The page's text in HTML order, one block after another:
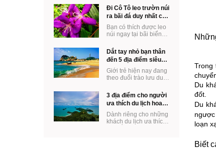
Trong
Du
đốt.
Du
loạn
Biết
ngon miệng chắc chắc
là ...
Đi Cô Tô leo trườn núi
ra bãi đá duy nhất có
ở Khách sạn Vàn
Chảy
Bạn có thích được leo
núi ngay tại bãi biển
nay ko? Đến Cô Tô
bạn vừa có thể ...
Dắt tay nhỏ bạn thân
đến 5 địa điểm siêu
dễ thương
Giới trẻ hiện nay đang
theo đuổi trào lưu du
thân. Một trào lưu mới
mẻ mang ...
3 địa điểm cho người
ưa thích du lịch hoang
sơ
Dành riêng cho những
khách du lịch ưa thích